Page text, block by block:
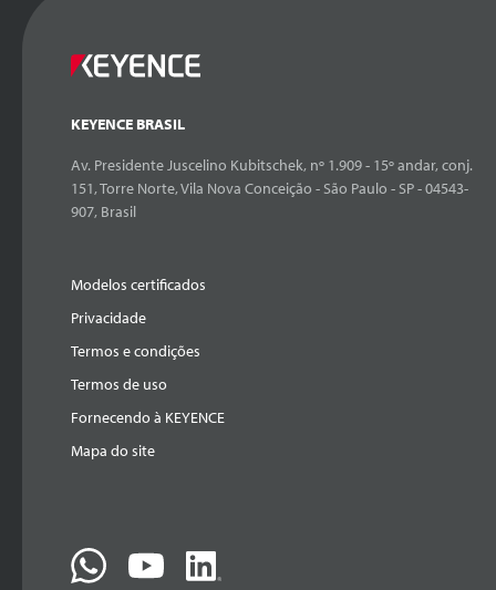
KEYENCE BRASIL
Av. Presidente Juscelino Kubitschek, nº 1.909 - 15º andar, conj.
151, Torre Norte, Vila Nova Conceição - São Paulo - SP - 04543-
907, Brasil
Modelos certificados
Privacidade
Termos e condições
Termos de uso
Fornecendo à KEYENCE
Mapa do site